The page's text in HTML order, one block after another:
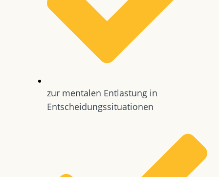
zur mentalen Entlastung in
Entscheidungssituationen